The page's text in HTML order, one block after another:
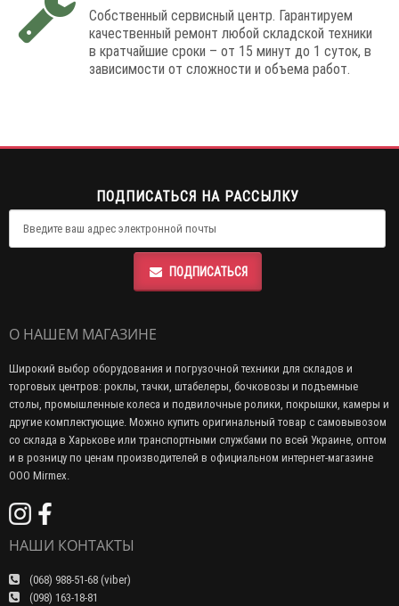
Собственный сервисный центр. Гарантируем
качественный ремонт любой складской техники
в кратчайшие сроки – от 15 минут до 1 суток, в
зависимости от сложности и объема работ.
ПОДПИСАТЬСЯ НА РАССЫЛКУ
ПОДПИСАТЬСЯ
О НАШЕМ МАГАЗИНЕ
Широкий выбор оборудования и погрузочной техники для складов и
торговых центров: роклы, тачки, штабелеры, бочковозы и подъемные
столы, промышленные колеса и подвилочные ролики, покрышки, камеры и
другие комплектующие. Можно купить оригинальный товар с самовывозом
со склада в Харькове или транспортными службами по всей Украине, оптом
и в розницу по ценам производителей в официальном интернет-магазине
ООО Mirmex.
НАШИ КОНТАКТЫ
(068) 988-51-68 (viber)
(098) 163-18-81